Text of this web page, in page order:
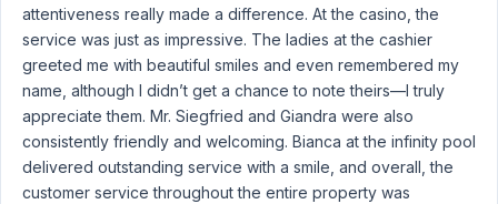
attentiveness really made a difference. At the casino, the
service was just as impressive. The ladies at the cashier
greeted me with beautiful smiles and even remembered my
name, although I didn’t get a chance to note theirs—I truly
appreciate them. Mr. Siegfried and Giandra were also
consistently friendly and welcoming. Bianca at the infinity pool
delivered outstanding service with a smile, and overall, the
customer service throughout the entire property was